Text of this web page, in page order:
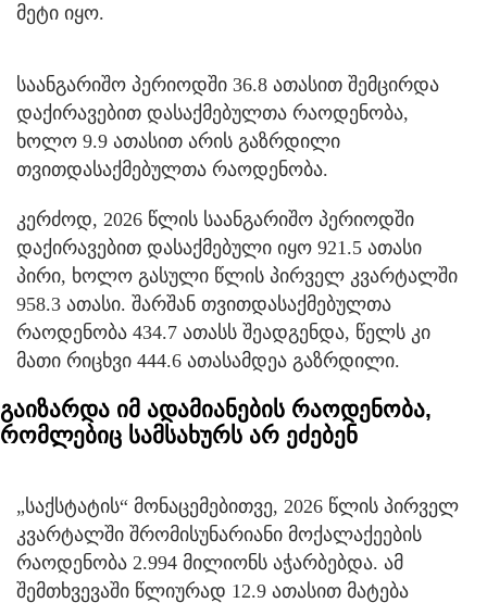
მეტი იყო.
საანგარიშო პერიოდში 36.8 ათასით შემცირდა
დაქირავებით დასაქმებულთა რაოდენობა,
ხოლო 9.9 ათასით არის გაზრდილი
თვითდასაქმებულთა რაოდენობა.
კერძოდ, 2026 წლის საანგარიშო პერიოდში
დაქირავებით დასაქმებული იყო 921.5 ათასი
პირი, ხოლო გასული წლის პირველ კვარტალში
958.3 ათასი. შარშან თვითდასაქმებულთა
რაოდენობა 434.7 ათასს შეადგენდა, წელს კი
მათი რიცხვი 444.6 ათასამდეა გაზრდილი.
გაიზარდა იმ ადამიანების რაოდენობა,
რომლებიც სამსახურს არ ეძებენ
„საქსტატის“ მონაცემებითვე, 2026 წლის პირველ
კვარტალში შრომისუნარიანი მოქალაქეების
რაოდენობა 2.994 მილიონს აჭარბებდა. ამ
შემთხვევაში წლიურად 12.9 ათასით მატება